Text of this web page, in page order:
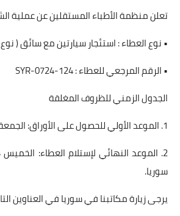
تعلن منظمة الأطباء المستقلين عن عملية
• نوع العطاء : استئجار سيارتين مع سائق (
• الرقم المرجعي للعطاء : SYR-0724-124
الجدول الزمني للظروف المغلقة
1. الموعد الأولي للحصول على الأوراق: الجمعة 16/08/2024.
سوريا.
يرجى زيارة مكاتبنا في سوريا في العناوين